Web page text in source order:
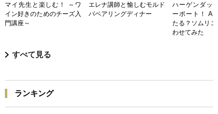
マイ先生と楽しむ！ ～ワ
イン好きのためのチーズ入
門講座～
エレナ講師と愉しむモルド
バペアリングディナー
ハーゲンダッ
ーポート！ AI
たる？ソムリ
わせてみた
すべて見る
ランキング